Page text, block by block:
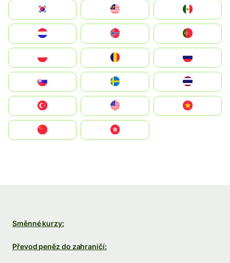
South Korea
United States
中國香港特別行政區
Směnné kurzy:
Převod peněz do zahraničí: